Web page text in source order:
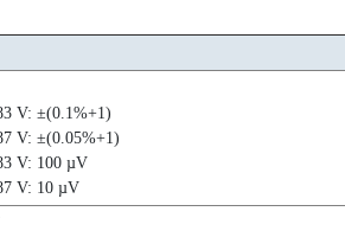
V: ±(0.1%+1)
V: ±(0.05%+1)
V: 100 µV
V: 10 µV